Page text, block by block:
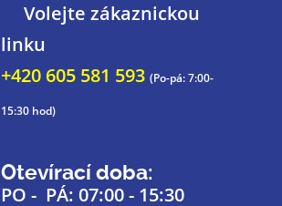
Volejte zákaznickou
linku
+420 605 581 593 (Po-pá: 7:00-
15:30 hod)
Otevírací doba:
PO - PÁ: 07:00 - 15:30